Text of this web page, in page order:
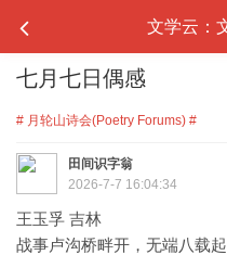
文学云：
七月七日偶感
# 月轮山诗会(Poetry Forums) #
田间识字翁
2026-7-7 16:04:34
王玉孚 吉林
战事卢沟桥畔开，无端八载起